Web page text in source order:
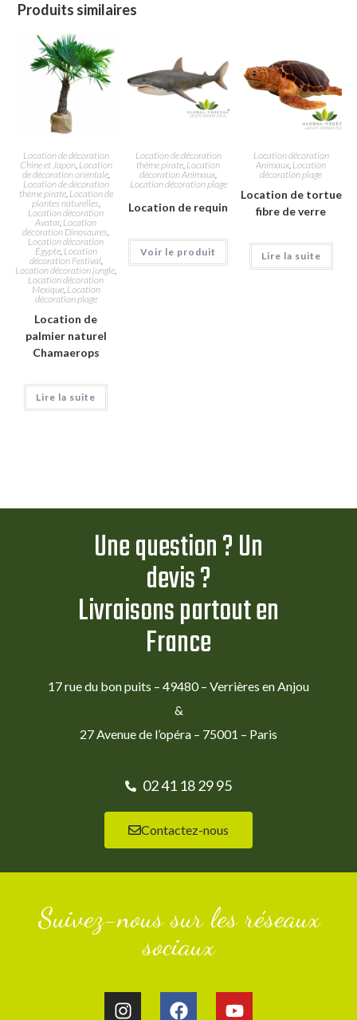
Produits similaires
Location de décoration
Chine et Japon, Location
de décoration orientale,
Location de décoration
thème pirate, Location de
plantes naturelles
Location décoration
Avatar, Location
décoration Dinosaures
Location décoration
Égypte, Location
décoration Festival,
Location décoration jungle
Location décoration
Mexique, Location
décoration plage
Location de
palmier naturel
Chamaerops
Lire la suite
Location de décoration
thème pirate Location
décoration Animaux
Location décoration plage
Location de requin
Voir le produit
Location décoration
Animaux Location
décoration plage
Location de tortue
fibre de verre
Lire la suite
Une question ? Un
devis ?
Livraisons partout en
France
17 rue du bon puits – 49480 – Verrières en Anjou
&
27 Avenue de l’opéra – 75001 – Paris
02 41 18 29 95
Contactez-nous
Suivez-nous sur les réseaux
sociaux